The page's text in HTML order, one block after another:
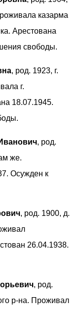
казарма
Арестована
свободы.
, род. 1923, г.
г.
18.07.1945.
, род.
же.
Осужден к
, род. 1900, д.
26.04.1938.
, род.
р-на. Проживал